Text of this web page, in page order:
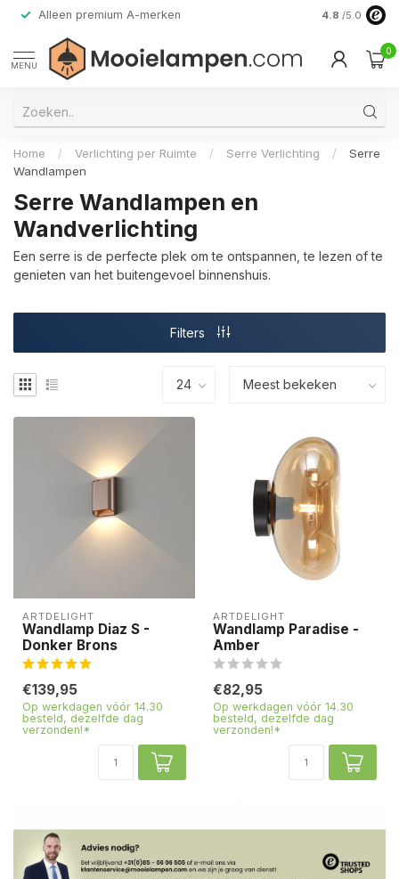
Alleen premium A-merken 4.8 /5.0
MENU
0
Home / Verlichting per Ruimte / Serre Verlichting /
Serre
Wandlampen
Serre Wandlampen en
Wandverlichting
Een serre is de perfecte plek om te ontspannen, te lezen of te
genieten van het buitengevoel binnenshuis.
Filters
ARTDELIGHT
Wandlamp Diaz S -
Donker Brons
€139,95
Op werkdagen vóór 14.30
besteld, dezelfde dag
verzonden!*
ARTDELIGHT
Wandlamp Paradise -
Amber
€82,95
Op werkdagen vóór 14.30
besteld, dezelfde dag
verzonden!*